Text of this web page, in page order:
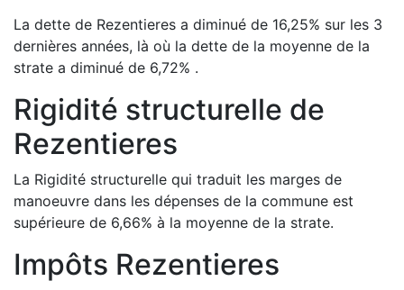
La dette de Rezentieres a diminué de 16,25% sur les 3
dernières années, là où la dette de la moyenne de la
strate a diminué de 6,72% .
Rigidité structurelle de
Rezentieres
La Rigidité structurelle qui traduit les marges de
manoeuvre dans les dépenses de la commune est
supérieure de 6,66% à la moyenne de la strate.
Impôts Rezentieres